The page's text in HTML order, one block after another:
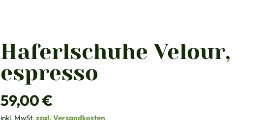
Haferlschuhe Velour,
espresso
Regulärer Preis:
59,00 €
inkl. MwSt. zzgl. Versandkosten